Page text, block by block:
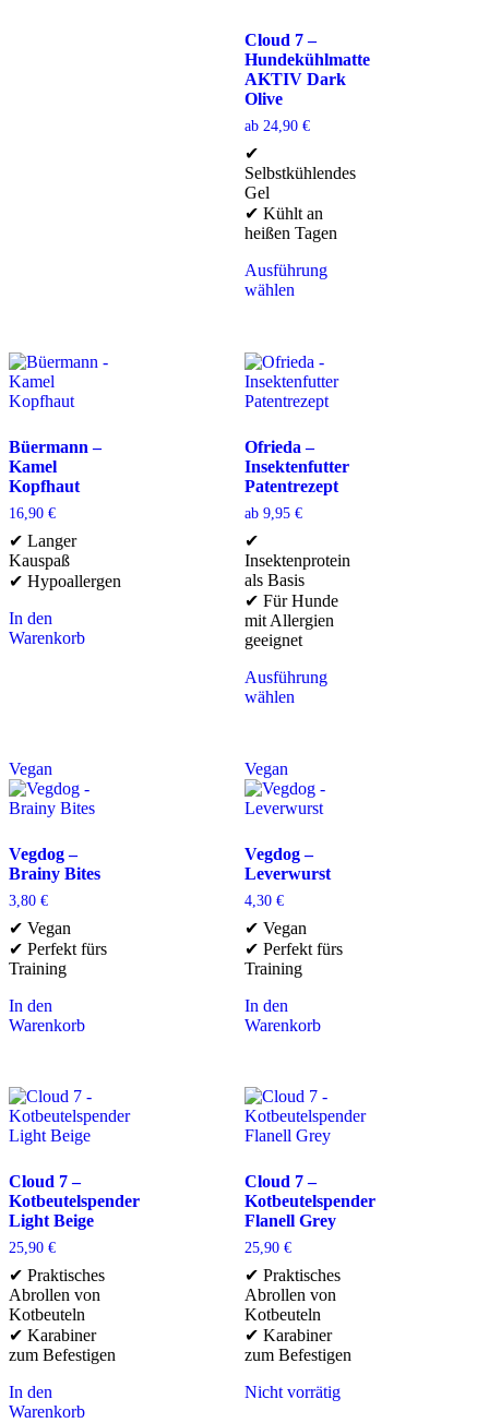
Cloud 7 –
Hundekühlmatte
AKTIV Dark
Olive
ab 24,90 €
✔
Selbstkühlendes
Gel
✔ Kühlt an
heißen Tagen
Ausführung
wählen
Büermann –
Kamel
Kopfhaut
16,90 €
✔ Langer
Kauspaß
✔ Hypoallergen
In den
Warenkorb
Ofrieda –
Insektenfutter
Patentrezept
ab 9,95 €
✔
Insektenprotein
als Basis
✔ Für Hunde
mit Allergien
geeignet
Ausführung
wählen
Vegan
Vegdog –
Brainy Bites
3,80 €
✔ Vegan
✔ Perfekt fürs
Training
In den
Warenkorb
Vegan
Vegdog –
Leverwurst
4,30 €
✔ Vegan
✔ Perfekt fürs
Training
In den
Warenkorb
Cloud 7 –
Kotbeutelspender
Light Beige
25,90 €
✔ Praktisches
Abrollen von
Kotbeuteln
✔ Karabiner
zum Befestigen
In den
Warenkorb
Cloud 7 –
Kotbeutelspender
Flanell Grey
25,90 €
✔ Praktisches
Abrollen von
Kotbeuteln
✔ Karabiner
zum Befestigen
Nicht vorrätig